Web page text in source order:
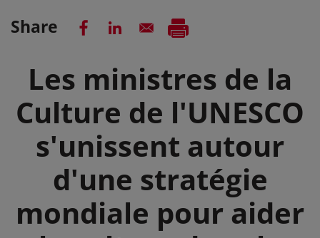
Share
Les ministres de la
Culture de l'UNESCO
s'unissent autour
d'une stratégie
mondiale pour aider